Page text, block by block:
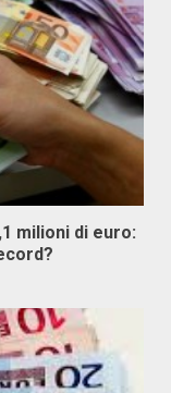
milioni di euro: